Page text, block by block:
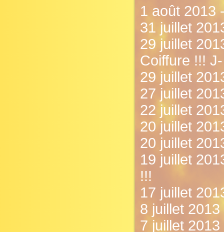
1 août 2013
31 juillet
29 juillet
Coiffure !!!
29 juillet
27 juillet
22 juillet
20 juillet
20 juillet
19 juillet
!!!
17 juillet
8 juillet
7 juillet